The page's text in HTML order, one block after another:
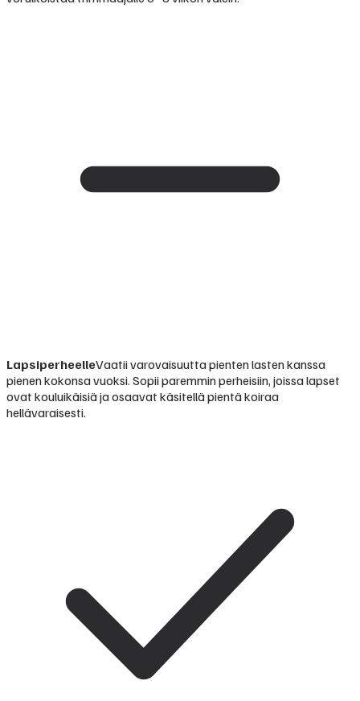
LapsiperheelleVaatii varovaisuutta pienten lasten kanssa
pienen kokonsa vuoksi. Sopii paremmin perheisiin, joissa lapset
ovat kouluikäisiä ja osaavat käsitellä pientä koiraa
hellävaraisesti.